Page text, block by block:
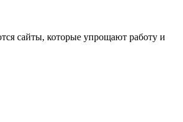
сайты, которые упрощают работу и